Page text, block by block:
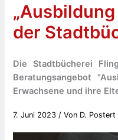
der
Die Stadtbücherei
Beratungsangebot
Erwachsene und ihre
7. Juni 2023 / Von D. Postert